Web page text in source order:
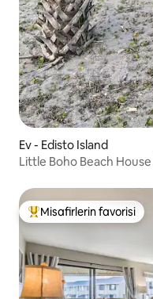
Ev - Edisto Island
Little Boho Beach House
Misafirlerin
Misafirlerin favorisi